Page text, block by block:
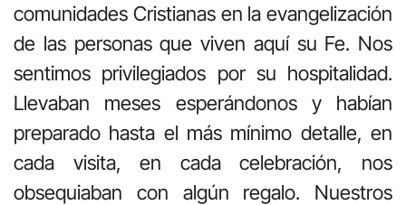
comunidades Cristianas en la evangelización
de las personas que viven aquí su Fe. Nos
sentimos privilegiados por su hospitalidad.
Llevaban meses esperándonos y habían
preparado hasta el más mínimo detalle, en
cada visita, en cada celebración, nos
obsequiaban con algún regalo. Nuestros